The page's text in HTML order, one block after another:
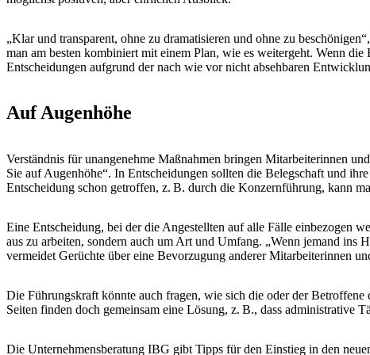
„Klar und transparent, ohne zu dramatisieren und ohne zu
man am besten kombiniert mit einem Plan, wie es weitergeht. Wenn
Entscheidungen aufgrund der nach wie vor nicht absehbaren
Auf Augenhöhe
Verständnis für unangenehme Maßnahmen bringen Mitarbeiterinnen
Sie auf Augenhöhe“. In Entscheidungen sollten die Belegschaft und
Entscheidung schon getroffen, z. B. durch die Konzernführung, kann
Eine Entscheidung, bei der die Angestellten auf alle Fälle einbezogen
aus zu arbeiten, sondern auch um Art und Umfang. „Wenn jemand ins
vermeidet Gerüchte über eine Bevorzugung anderer Mitarbeiterinnen
Die Führungskraft könnte auch fragen, wie sich die oder der
Seiten finden doch gemeinsam eine Lösung, z. B., dass
Die Unternehmensberatung IBG gibt Tipps für den Einstieg in den